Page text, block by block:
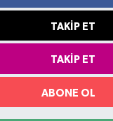
TAKIP ET
TAKIP ET
ABONE OL